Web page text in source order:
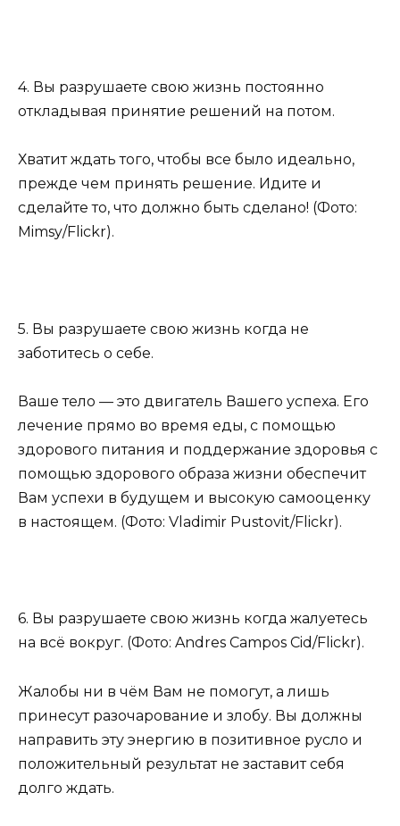
4. Вы разрушаете свою жизнь постоянно
откладывая принятие решений на потом.
Хватит ждать того, чтобы все было идеально,
прежде чем принять решение. Идите и
сделайте то, что должно быть сделано! (Фото:
Mimsy/Flickr).
5. Вы разрушаете свою жизнь когда не
заботитесь о себе.
Ваше тело — это двигатель Вашего успеха. Его
лечение прямо во время еды, с помощью
здорового питания и поддержание здоровья с
помощью здорового образа жизни обеспечит
Вам успехи в будущем и высокую самооценку
в настоящем. (Фото: Vladimir Pustovit/Flickr).
6. Вы разрушаете свою жизнь когда жалуетесь
на всё вокруг. (Фото: Andres Campos Cid/Flickr).
Жалобы ни в чём Вам не помогут, а лишь
принесут разочарование и злобу. Вы должны
направить эту энергию в позитивное русло и
положительный результат не заставит себя
долго ждать.